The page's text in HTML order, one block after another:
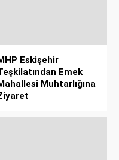
Eskişehir
Emek
Muhtarlığına